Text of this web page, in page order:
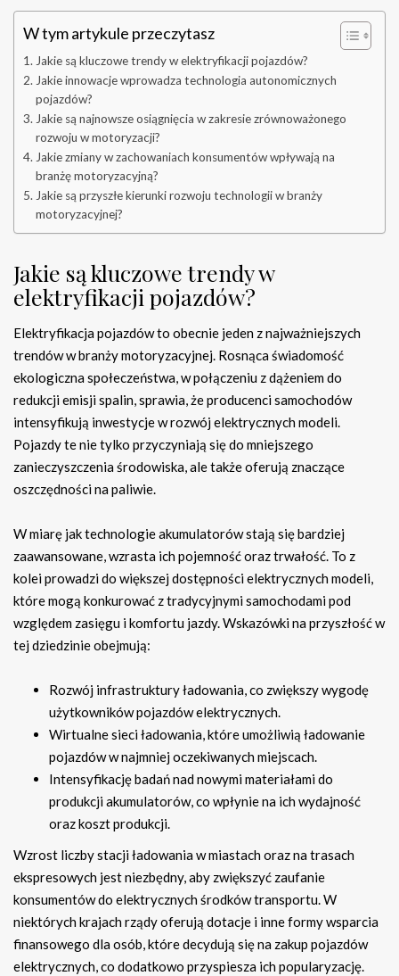
W tym artykule przeczytasz
Jakie są kluczowe trendy w elektryfikacji pojazdów?
Jakie innowacje wprowadza technologia autonomicznych
pojazdów?
Jakie są najnowsze osiągnięcia w zakresie zrównoważonego
rozwoju w motoryzacji?
Jakie zmiany w zachowaniach konsumentów wpływają na
branżę motoryzacyjną?
Jakie są przyszłe kierunki rozwoju technologii w branży
motoryzacyjnej?
Jakie są kluczowe trendy w
elektryfikacji pojazdów?
Elektryfikacja pojazdów to obecnie jeden z najważniejszych
trendów w branży motoryzacyjnej. Rosnąca świadomość
ekologiczna społeczeństwa, w połączeniu z dążeniem do
redukcji emisji spalin, sprawia, że producenci samochodów
intensyfikują inwestycje w rozwój elektrycznych modeli.
Pojazdy te nie tylko przyczyniają się do mniejszego
zanieczyszczenia środowiska, ale także oferują znaczące
oszczędności na paliwie.
W miarę jak technologie akumulatorów stają się bardziej
zaawansowane, wzrasta ich pojemność oraz trwałość. To z
kolei prowadzi do większej dostępności elektrycznych modeli,
które mogą konkurować z tradycyjnymi samochodami pod
względem zasięgu i komfortu jazdy. Wskazówki na przyszłość w
tej dziedzinie obejmują:
Rozwój infrastruktury ładowania, co zwiększy wygodę
użytkowników pojazdów elektrycznych.
Wirtualne sieci ładowania, które umożliwią ładowanie
pojazdów w najmniej oczekiwanych miejscach.
Intensyfikację badań nad nowymi materiałami do
produkcji akumulatorów, co wpłynie na ich wydajność
oraz koszt produkcji.
Wzrost liczby stacji ładowania w miastach oraz na trasach
ekspresowych jest niezbędny, aby zwiększyć zaufanie
konsumentów do elektrycznych środków transportu. W
niektórych krajach rządy oferują dotacje i inne formy wsparcia
finansowego dla osób, które decydują się na zakup pojazdów
elektrycznych, co dodatkowo przyspiesza ich popularyzację.